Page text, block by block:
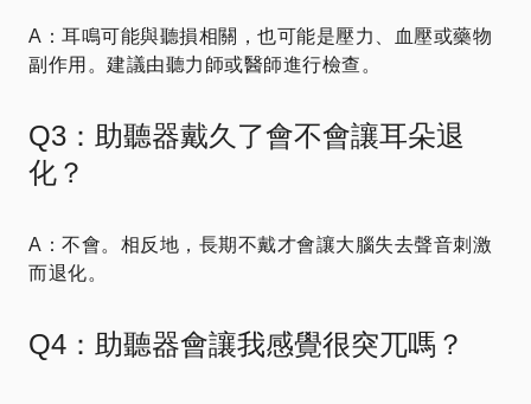
A：耳鳴可能與聽損相關，也可能是壓力、血壓或藥物
副作用。建議由聽力師或醫師進行檢查。
Q3：助聽器戴久了會不會讓耳朵退
化？
A：不會。相反地，長期不戴才會讓大腦失去聲音刺激
而退化。
Q4：助聽器會讓我感覺很突兀嗎？